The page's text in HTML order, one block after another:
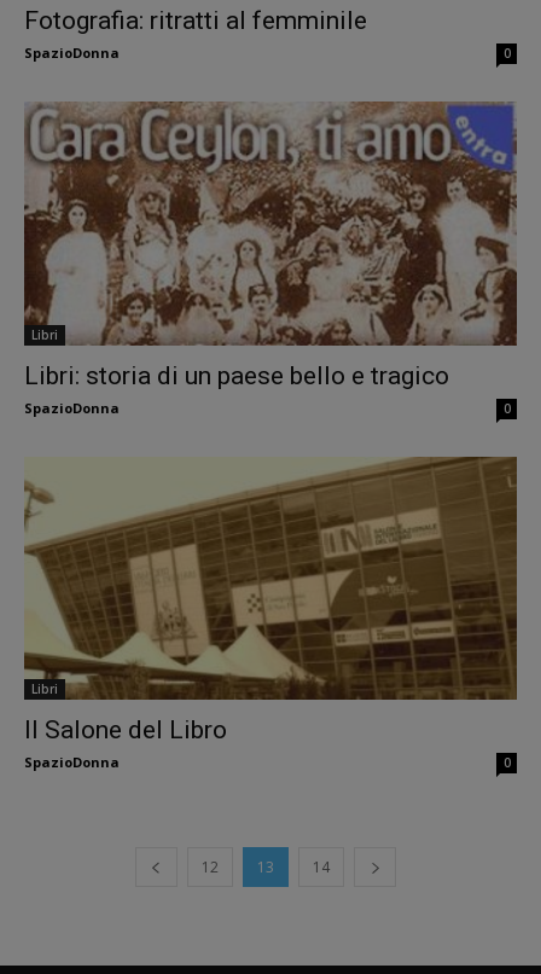
Fotografia: ritratti al femminile
SpazioDonna 0
Libri
Libri: storia di un paese bello e tragico
SpazioDonna 0
Libri
Il Salone del Libro
SpazioDonna 0
12 13 14